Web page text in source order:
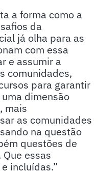
a forma como a
da
já olha para as
com essa
e assumir a
comunidades,
para garantir
dimensão
mais
as comunidades
na questão
questões de
essas
incluídas.”